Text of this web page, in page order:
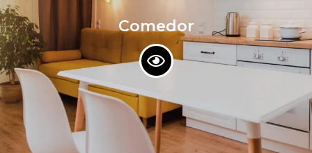
Comedor